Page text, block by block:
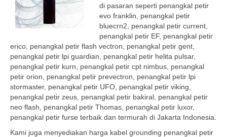
di pasaran seperti penangkal petir
evo franklin, penangkal petir
bluecrn2, penangkal petir current,
penangkal petir EF, penangkal petir
erico, penangkal petir flash vectron, penangkal petir gent,
penangkal petir lpi guardian, penangkal petir helita pulsar,
penangkal petir kurn, penangkal petir cpt nimbus, penangkal
petir orion, penangkal petir prevectron, penangkal petir lpi
stormaster, penangkal petir UFO, penangkal petir viking,
penangkal petir zeus, penangkal petir bakiral, penangkal petir
neo flash, penangkal petir Thomas, penangkal petir luxor,
penangkal petir furse terbaik dan termurah di Jakarta Indonesia.
Kami juga menyediakan harga kabel grounding penangkal petir